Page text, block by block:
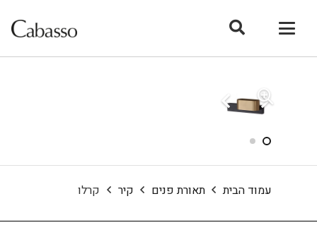
עמוד הבית תאורת פנים קיר קרלו